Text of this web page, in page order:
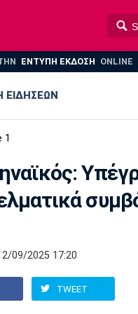
ΕΝΤΥΠΗ ΕΚΔΟΣΗ ONLINE
ΕΙΔΗΣΕΩΝ
ΣΠΟΡ
MOTO
1
2
Αγώνες
ΑΕΚ
Ατρόμητος
1
09/2025 17:20
TWEET